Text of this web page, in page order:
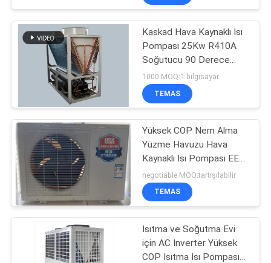
Kaskad Hava Kaynaklı Isı
Pompası 25Kw R410A
Soğutucu 90 Derece
Sıcak Su
1000 MOQ:1 bilgisayar
TEMAS
Yüksek COP Nem Alma
Yüzme Havuzu Hava
Kaynaklı Isı Pompası EER
2.3 Evi
negotiable MOQ:tartışılabilir
TEMAS
Isıtma ve Soğutma Evi
için AC Inverter Yüksek
COP Isıtma Isı Pompası